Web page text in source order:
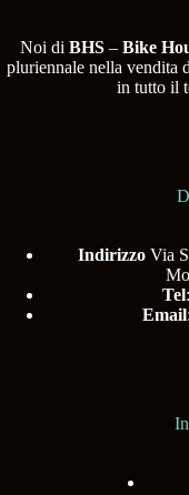
Noi di BHS– Bike
pluriennale nella vendita
in tutto il
Indirizzo Via
Tel
Email: